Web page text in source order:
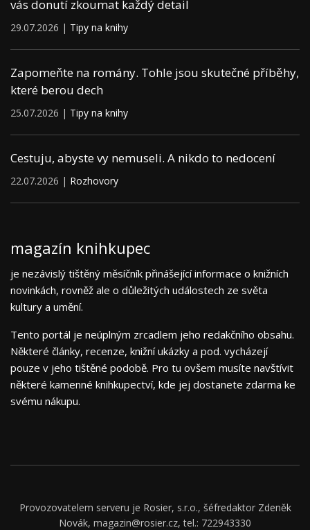
vás donutí zkoumat každý detail
29.07.2026 | Tipy na knihy
Zapomeňte na romány. Tohle jsou skutečné příběhy,
které berou dech
25.07.2026 | Tipy na knihy
Cestuju, abyste vy nemuseli. A nikdo to nedocení
22.07.2026 | Rozhovory
magazín knihkupec
je nezávislý tištěný měsíčník přinášející informace o knižních
novinkách, rovněž ale o důležitých událostech ze světa
kultury a umění.
Tento portál je neúplným zrcadlem jeho redakčního obsahu.
Některé články, recenze, knižní ukázky a pod. vycházejí
pouze v jeho tištěné podobě. Pro tu ovšem musíte navštívit
některé kamenné knihkupectví, kde jej dostanete zdarma ke
svému nákupu.
Provozovatelem serveru je Rosier, s.r.o., šéfredaktor Zdeněk
Novák, magazin@rosier.cz, tel.: 722943330